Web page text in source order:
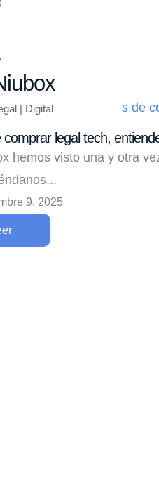
| Digital
comprar legal tech,
hemos visto una y otra
9, 2025